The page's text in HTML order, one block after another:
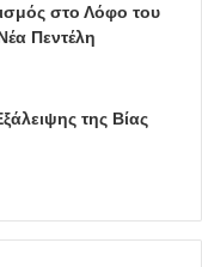
στο Λόφο του
Πεντέλη
της Βίας